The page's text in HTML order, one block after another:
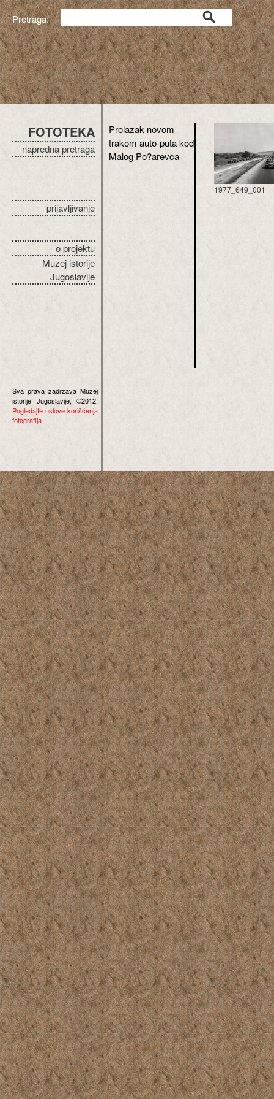
Pretraga:
FOTOTEKA
napredna pretraga
prijavljivanje
o projektu
Muzej istorije
Jugoslavije
Sva prava zadržava Muzej
istorije Jugoslavije, ©2012.
Pogledajte uslove korišćenja
fotografija
Prolazak novom
trakom auto-puta kod
Malog Po?arevca
1977_649_001